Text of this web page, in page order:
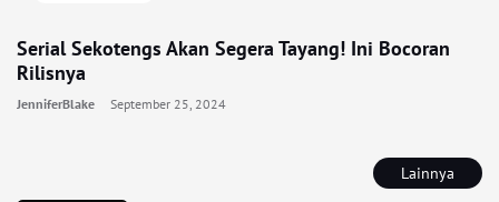
Lainnya
Serial Sekotengs Akan Segera Tayang! Ini Bocoran
Rilisnya
JenniferBlake September 25, 2024